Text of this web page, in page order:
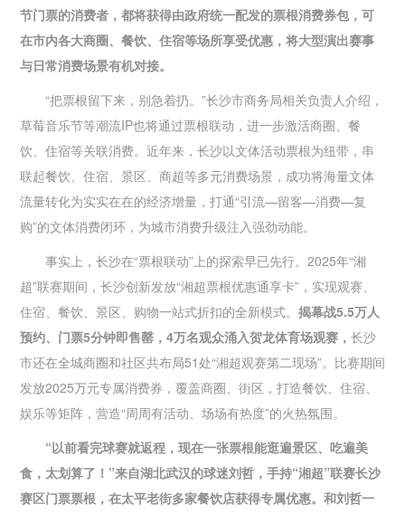
节门票的消费者，都将获得由政府统一配发的票根消费券包，可
在市内各大商圈、餐饮、住宿等场所享受优惠，将大型演出赛事
与日常消费场景有机对接。
“把票根留下来，别急着扔。”长沙市商务局相关负责人介绍，
草莓音乐节等潮流IP也将通过票根联动，进一步激活商圈、餐
饮、住宿等关联消费。近年来，长沙以文体活动票根为纽带，串
联起餐饮、住宿、景区、商超等多元消费场景，成功将海量文体
流量转化为实实在在的经济增量，打通“引流—留客—消费—复
购”的文体消费闭环，为城市消费升级注入强劲动能。
事实上，长沙在“票根联动”上的探索早已先行。2025年“湘
超”联赛期间，长沙创新发放“湘超票根优惠通享卡”，实现观赛、
住宿、餐饮、景区、购物一站式折扣的全新模式。 揭幕战5.5万人
预约、门票5分钟即售罄，4万名观众涌入贺龙体育场观赛， 长沙
市还在全城商圈和社区共布局51处“湘超观赛第二现场”。比赛期间
发放2025万元专属消费券，覆盖商圈、街区，打造餐饮、住宿、
娱乐等矩阵，营造“周周有活动、场场有热度”的火热氛围。
“以前看完球赛就返程，现在一张票根能逛遍景区、吃遍美
食，太划算了！”来自湖北武汉的球迷刘哲，手持“湘超”联赛长沙
赛区门票票根，在太平老街多家餐饮店获得专属优惠。和刘哲一